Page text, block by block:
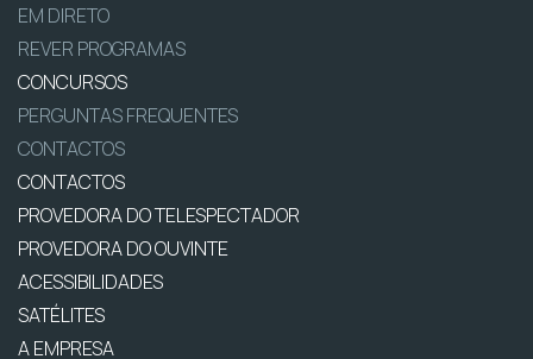
EM DIRETO
REVER PROGRAMAS
CONCURSOS
PERGUNTAS FREQUENTES
CONTACTOS
CONTACTOS
PROVEDORA DO TELESPECTADOR
PROVEDORA DO OUVINTE
ACESSIBILIDADES
SATÉLITES
A EMPRESA